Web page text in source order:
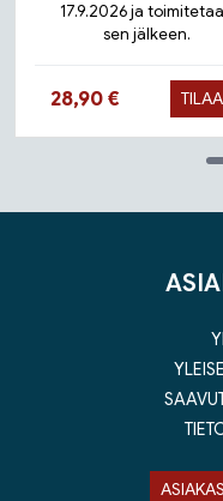
17.9.2026 ja
sen jälkeen.
Hinta nyt
28,90 € TILAA